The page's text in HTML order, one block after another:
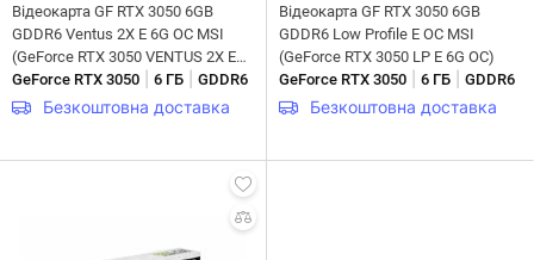
Відеокарта GF RTX 3050 6GB
GDDR6 Ventus 2X E 6G OC MSI
(GeForce RTX 3050 VENTUS 2X E
6G OC)
GeForce RTX 3050 6 ГБ GDDR6
Безкоштовна доставка
Відеокарта GF RTX 3050 6GB
GDDR6 Low Profile E OC MSI
(GeForce RTX 3050 LP E 6G OC)
GeForce RTX 3050
6 ГБ GDDR6
Безкоштовна доставка